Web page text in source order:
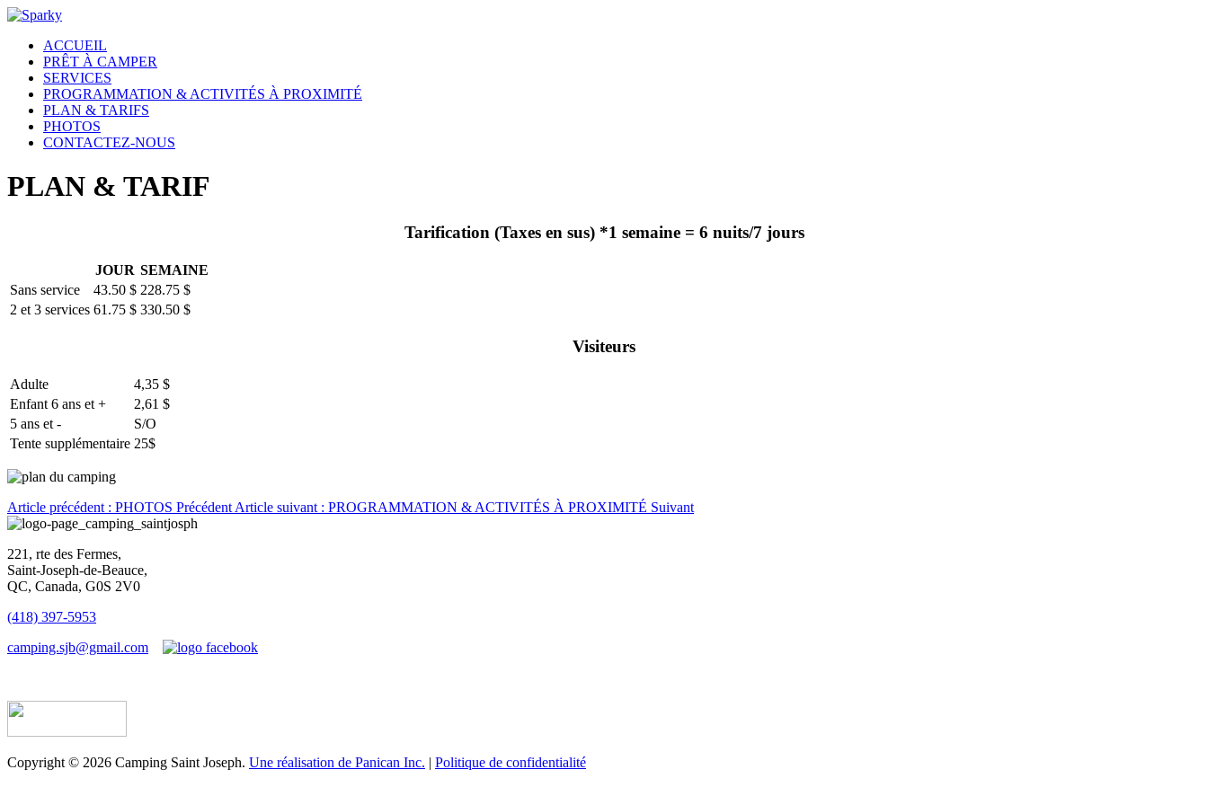
ACCUEIL
PRÊT À CAMPER
SERVICES
PROGRAMMATION & ACTIVITÉS À PROXIMITÉ
PLAN & TARIFS
PHOTOS
CONTACTEZ-NOUS
PLAN & TARIF
Tarification (Taxes en sus) *1 semaine = 6 nuits/7 jours
JOUR SEMAINE
Sans service
43.50 $ 228.75 $
2 et 3 services 61.75 $ 330.50 $
Visiteurs
Adulte
4,35 $
Enfant 6 ans et +
2,61 $
5 ans et -
S/O
Tente supplémentaire 25$
Article précédent : PHOTOS Précédent Article suivant : PROGRAMMATION & ACTIVITÉS À PROXIMITÉ Suivant
221, rte des Fermes,
Saint-Joseph-de-Beauce,
QC, Canada, G0S 2V0
(418) 397-5953
camping.sjb@gmail.com
Copyright © 2026 Camping Saint Joseph. Une réalisation de Panican Inc. | Politique de confidentialité